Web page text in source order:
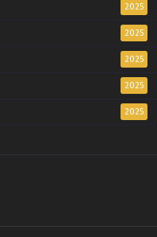
2025
2025
2025
2025
2025